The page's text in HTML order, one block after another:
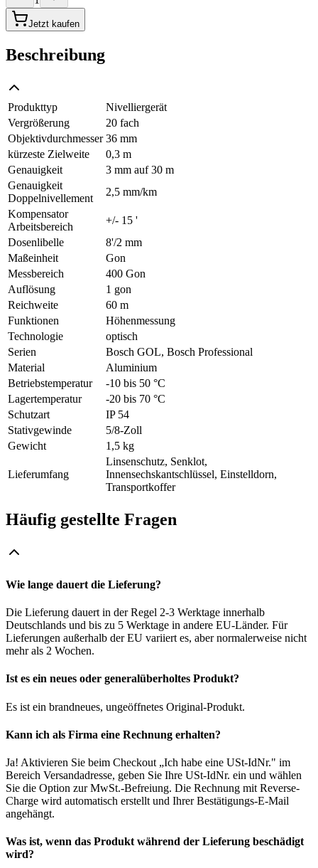
Jetzt kaufen
Beschreibung
Produkttyp
Nivelliergerät
Vergrößerung
20 fach
Objektivdurchmesser 36 mm
kürzeste Zielweite
0,3 m
Genauigkeit
3 mm auf 30 m
Genauigkeit
Doppelnivellement
2,5 mm/km
Kompensator
Arbeitsbereich
+/- 15 '
Dosenlibelle
8'/2 mm
Maßeinheit
Gon
Messbereich
400 Gon
Auflösung
1 gon
Reichweite
60 m
Funktionen
Höhenmessung
Technologie
optisch
Serien
Bosch GOL, Bosch Professional
Material
Aluminium
Betriebstemperatur
-10 bis 50 °C
Lagertemperatur
-20 bis 70 °C
Schutzart
IP 54
Stativgewinde
5/8-Zoll
Gewicht
1,5 kg
Lieferumfang
Linsenschutz, Senklot,
Innensechskantschlüssel, Einstelldorn,
Transportkoffer
Häufig gestellte Fragen
Wie lange dauert die Lieferung?
Die Lieferung dauert in der Regel 2-3 Werktage innerhalb
Deutschlands und bis zu 5 Werktage in andere EU-Länder. Für
Lieferungen außerhalb der EU variiert es, aber normalerweise nicht
mehr als 2 Wochen.
Ist es ein neues oder generalüberholtes Produkt?
Es ist ein brandneues, ungeöffnetes Original-Produkt.
Kann ich als Firma eine Rechnung erhalten?
Ja! Aktivieren Sie beim Checkout „Ich habe eine USt-IdNr." im
Bereich Versandadresse, geben Sie Ihre USt-IdNr. ein und wählen
Sie die Option zur MwSt.-Befreiung. Die Rechnung mit Reverse-
Charge wird automatisch erstellt und Ihrer Bestätigungs-E-Mail
angehängt.
Was ist, wenn das Produkt während der Lieferung beschädigt
wird?